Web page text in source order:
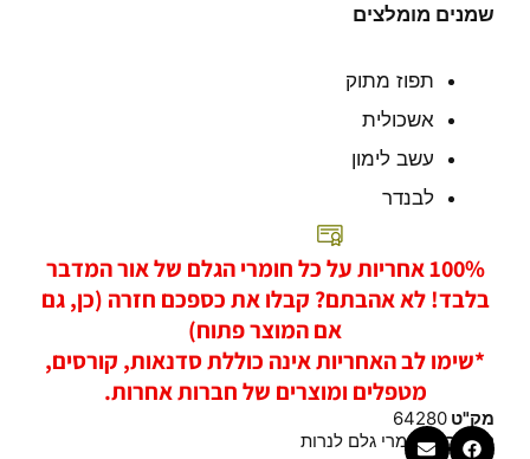
שמנים מומלצים
תפוז מתוק
אשכולית
עשב לימון
לבנדר
100% אחריות על כל חומרי הגלם של אור המדבר
בלבד! לא אהבתם? קבלו את כספכם חזרה (כן, גם
אם המוצר פתוח)
*שימו לב האחריות אינה כוללת סדנאות, קורסים,
מטפלים ומוצרים של חברות אחרות.
מק"ט 64280
קטגוריה חומרי גלם לנרות